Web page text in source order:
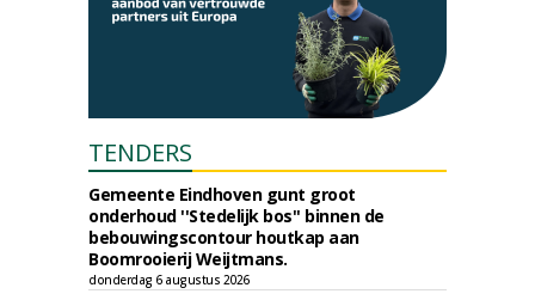
TENDERS
Gemeente Eindhoven gunt groot
onderhoud ''Stedelijk bos'' binnen de
bebouwingscontour houtkap aan
Boomrooierij Weijtmans.
donderdag 6 augustus 2026